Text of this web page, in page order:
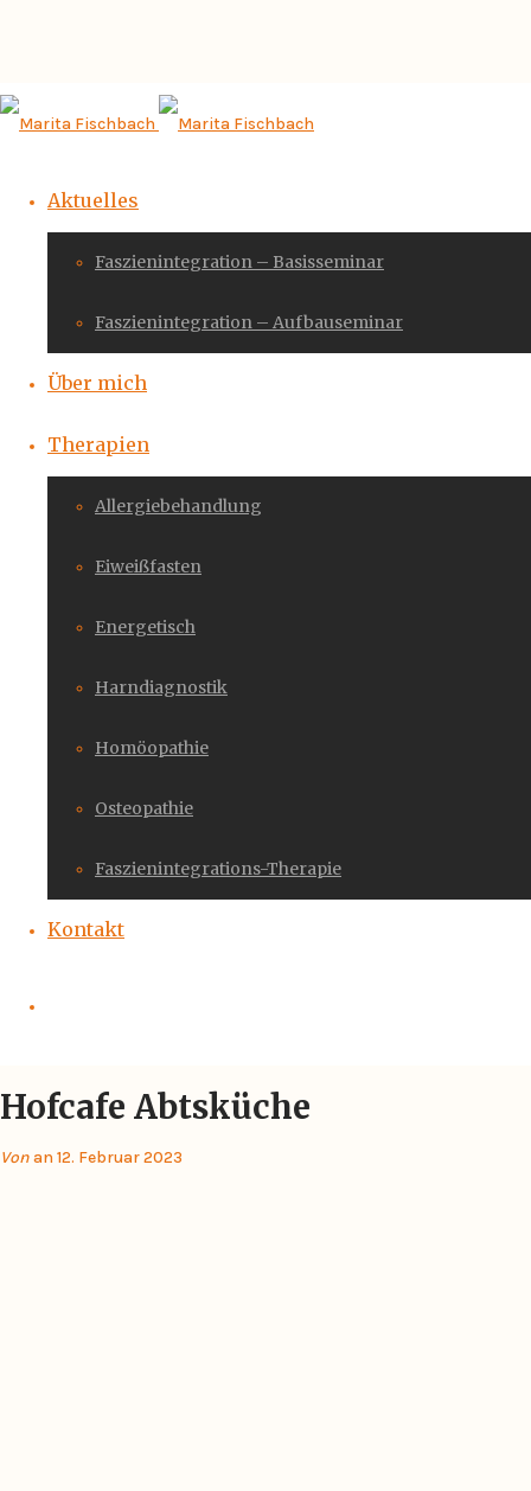
Aktuelles
Faszienintegration – Basisseminar
Faszienintegration – Aufbauseminar
Über mich
Therapien
Allergiebehandlung
Eiweißfasten
Energetisch
Harndiagnostik
Homöopathie
Osteopathie
Faszienintegrations-Therapie
Kontakt
Hofcafe Abtsküche
Vonan 12. Februar 2023